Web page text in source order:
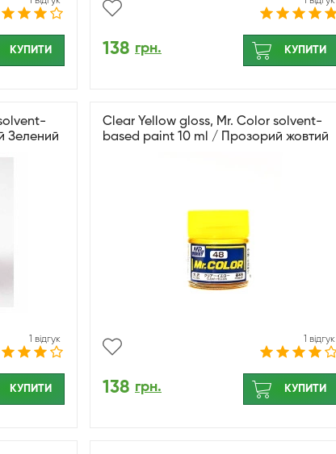
КУПИТИ 138 грн. КУПИТИ
Зелений
1 відгук
КУПИТИ
Clear Yellow gloss, Mr. Color solvent-
based paint 10 ml / Прозорий жовтий
1 відгук
138 грн. КУПИТИ